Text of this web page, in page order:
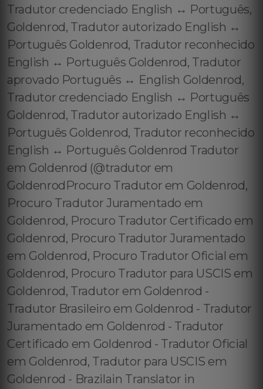
Tradutor credenciado English ↔️ Português,
Goldenrod, Tradutor autorizado English ↔️
Português Goldenrod, Tradutor reconhecido
English ↔️ Português Goldenrod, Tradutor
aprovado Português ↔️ English Goldenrod,
Tradutor credenciado English ↔️ Português
Goldenrod, Tradutor autorizado English ↔️
Português Goldenrod, Tradutor reconhecido
English ↔️ Português Goldenrod Tradutor
em Goldenrod (@tradutor em
GoldenrodProcuro Tradutor em Goldenrod,
Procuro Tradutor Juramentado em
Goldenrod, Procuro Tradutor Certificado em
Goldenrod, Procuro Tradutor Juramentado
em Goldenrod, Procuro Tradutor Oficial em
Goldenrod, Procuro Tradutor para USCIS em
Goldenrod, Tradutor em Goldenrod -
Tradutor Brasileiro em Goldenrod - Tradutor
Juramentado em Goldenrod - Tradutor
Certificado em Goldenrod - Tradutor Oficial
em Goldenrod, Tradutor para USCIS em
Goldenrod - Brazilain Translator in